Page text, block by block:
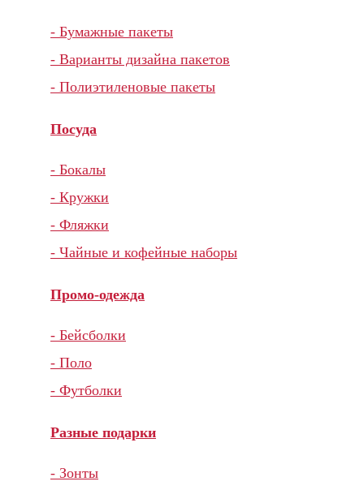
- Бумажные пакеты
- Варианты дизайна пакетов
- Полиэтиленовые пакеты
Посуда
- Бокалы
- Кружки
- Фляжки
- Чайные и кофейные наборы
Промо-одежда
- Бейсболки
- Поло
- Футболки
Разные подарки
- Зонты